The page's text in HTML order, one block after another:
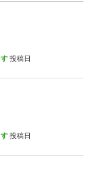
投稿日
投稿日